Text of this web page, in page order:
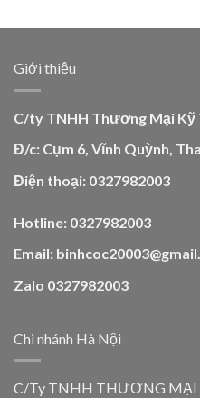
Giới thiệu
C/ty TNHH Thương Mại Kỹ
Đ/c: Cụm 6, Vĩnh Quỳnh,
Điện thoại: 0327982003
Hotline: 0327982003
Email:
Zalo 0327982003
Chi nhánh Hà Nội
C/Ty TNHH THƯƠNG MẠI